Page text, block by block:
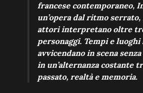
francese contemporaneo,
un’opera dal ritmo
attori interpretano oltre
personaggi. Tempi e luoghi
avvicendano in scena
in un’alternanza costante
passato, realtà e memoria.